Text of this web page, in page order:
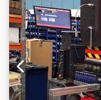
mm, Kein
höchsten Gebot!
Dezember 2025)
Turbo-Blower
Achse wurden
TECHNISCHE